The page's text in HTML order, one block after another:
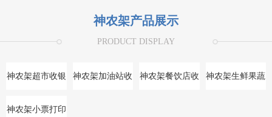
神农架产品展示
PRODUCT DISPLAY
神农架超市收银
系统
神农架加油站收 神农架餐饮店收 神农架生鲜果蔬
神农架小票打印